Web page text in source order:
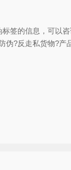
签的信息，可以咨
?反走私货物?产